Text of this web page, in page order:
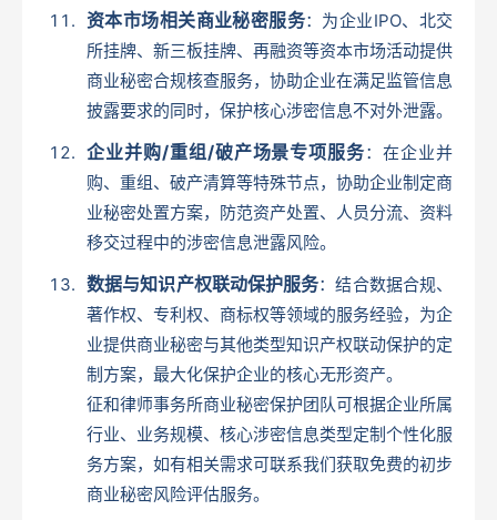
资本市场相关商业秘密服务：为企业IPO、北交
所挂牌、新三板挂牌、再融资等资本市场活动提供
商业秘密合规核查服务，协助企业在满足监管信息
披露要求的同时，保护核心涉密信息不对外泄露。
企业并购/重组/破产场景专项服务：在企业并
购、重组、破产清算等特殊节点，协助企业制定商
业秘密处置方案，防范资产处置、人员分流、资料
移交过程中的涉密信息泄露风险。
数据与知识产权联动保护服务：结合数据合规、
著作权、专利权、商标权等领域的服务经验，为企
业提供商业秘密与其他类型知识产权联动保护的定
制方案，最大化保护企业的核心无形资产。
征和律师事务所商业秘密保护团队可根据企业所属
行业、业务规模、核心涉密信息类型定制个性化服
务方案，如有相关需求可联系我们获取免费的初步
商业秘密风险评估服务。